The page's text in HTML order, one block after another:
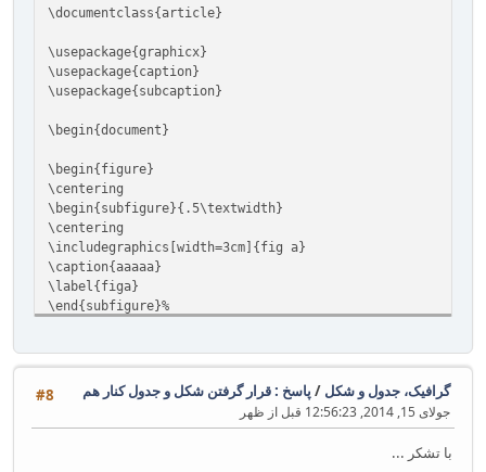
\documentclass{article}
\usepackage{graphicx}
\usepackage{caption}
\usepackage{subcaption}
\begin{document}
\begin{figure}
\centering
\begin{subfigure}{.5\textwidth}
\centering
‎‎\includegraphics[width=‎3‎‎‎cm]{‎fig a‎‎‎‎‎‎‎‎‎}‎‎‎
\caption{‎aaaaa‎}
\label{‎figa‎}
\end{subfigure}%
‎\caption{‎table b‎}‎‎
‎\begin{tabular}{|c|c|}‎
‎‎‎\hline‎
#8 گرافیک، جدول و شکل / پاسخ : قرار گرفتن شكل و جدول كنار هم
جولای 15, 2014, 12:56:23 قبل از ظهر
با تشكر ...